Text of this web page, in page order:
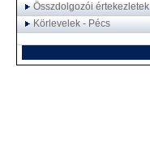
Összdolgozói értekezletek
Körlevelek - Pécs